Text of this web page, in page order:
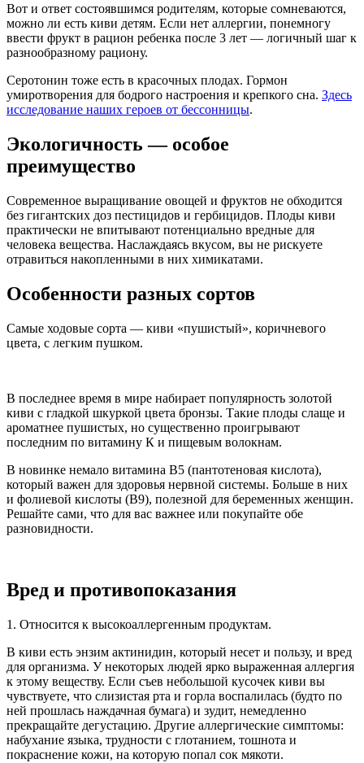
Вот и ответ состоявшимся родителям, которые сомневаются,
можно ли есть киви детям. Если нет аллергии, понемногу
ввести фрукт в рацион ребенка после 3 лет — логичный шаг к
разнообразному рациону.
Серотонин тоже есть в красочных плодах. Гормон
умиротворения для бодрого настроения и крепкого сна. Здесь
исследование наших героев от бессонницы.
Экологичность — особое
преимущество
Современное выращивание овощей и фруктов не обходится
без гигантских доз пестицидов и гербицидов. Плоды киви
практически не впитывают потенциально вредные для
человека вещества. Наслаждаясь вкусом, вы не рискуете
отравиться накопленными в них химикатами.
Особенности разных сортов
Самые ходовые сорта — киви «пушистый», коричневого
цвета, с легким пушком.
В последнее время в мире набирает популярность золотой
киви с гладкой шкуркой цвета бронзы. Такие плоды слаще и
ароматнее пушистых, но существенно проигрывают
последним по витамину К и пищевым волокнам.
В новинке немало витамина В5 (пантотеновая кислота),
который важен для здоровья нервной системы. Больше в них
и фолиевой кислоты (В9), полезной для беременных женщин.
Решайте сами, что для вас важнее или покупайте обе
разновидности.
Вред и противопоказания
1. Относится к высокоаллергенным продуктам.
В киви есть энзим актинидин, который несет и пользу, и вред
для организма. У некоторых людей ярко выраженная аллергия
к этому веществу. Если съев небольшой кусочек киви вы
чувствуете, что слизистая рта и горла воспалилась (будто по
ней прошлась наждачная бумага) и зудит, немедленно
прекращайте дегустацию. Другие аллергические симптомы:
набухание языка, трудности с глотанием, тошнота и
покраснение кожи, на которую попал сок мякоти.